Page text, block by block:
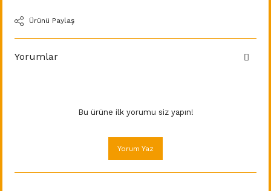
Ürünü Paylaş
Yorumlar
Bu ürüne ilk yorumu siz yapın!
Yorum Yaz